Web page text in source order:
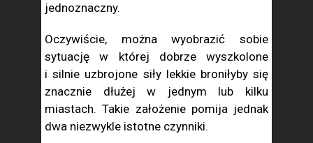
jednoznaczny.
Oczywiście, można wyobrazić sobie
sytuację w której dobrze wyszkolone
i silnie uzbrojone siły lekkie broniłyby się
znacznie dłużej w jednym lub kilku
miastach. Takie założenie pomija jednak
dwa niezwykle istotne czynniki.